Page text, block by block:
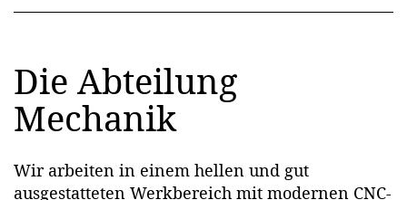
Die Abteilung
Mechanik
Wir arbeiten in einem hellen und gut
ausgestatteten Werkbereich mit modernen CNC-